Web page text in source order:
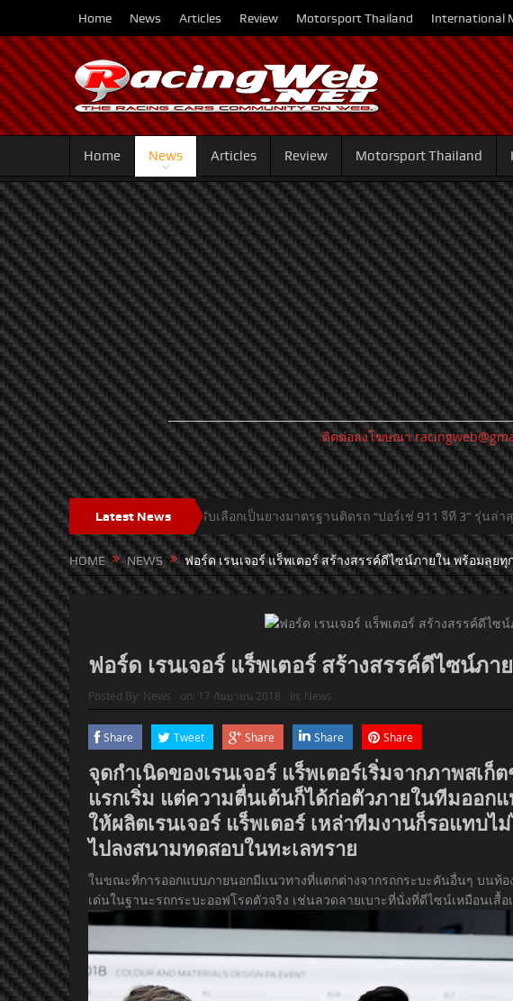
Home News Articles Review Motorsport Thailand International
Home News Articles Review Motorsport Thailand
ติดต่อลงโฆษณา
Latest News
ต สปอร์ต คัพ” ได้รับเลือกเป็นยางมาตรฐานติดรถ “ปอร์เช่ 911 จีที 3” รุ่นล่าสุด คอนติเนนท
HOME NEWS ฟอร์ด เรนเจอร์ แร็พเตอร์ สร้างสรรค์ดีไซน์ภายใน พร้อมลุยทุ
ฟอร์ด เรนเจอร์ แร็พเตอร์ สร้างสรรค์ดีไซน์ภ
Posted By: News on: 17 กันยายน 2018 In: News
Share Tweet Share Share Share
จุดกำเนิดของเรนเจอร์ แร็พเตอร์เริ่มจากภาพสเ
แรกเริ่ม แต่ความตื่นเต้นก็ได้ก่อตัวภายในทีมออก
ให้ผลิตเรนเจอร์ แร็พเตอร์ เหล่าทีมงานก็รอแทบ
ไปลงสนามทดสอบในทะเลทราย
ในขณะที่การออกแบบภายนอกมีแนวทางที่แตกต่างจากรถกระบะคันอื่นๆ บนท้อ
เด่นในฐานะรถกระบะออฟโรดตัวจริง เช่นลวดลายเบาะที่นั่งที่ดีไซน์เหมือนเสื้อ